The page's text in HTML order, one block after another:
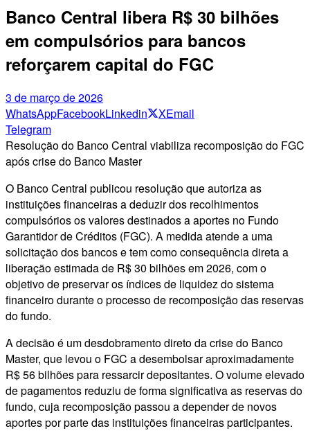
Banco Central libera R$ 30 bilhões
em compulsórios para bancos
reforçarem capital do FGC
3 de março de 2026
WhatsAppFacebookLinkedin XEmail
Telegram
Resolução do Banco Central viabiliza recomposição do FGC
após crise do Banco Master
O Banco Central publicou resolução que autoriza as
instituições financeiras a deduzir dos recolhimentos
compulsórios os valores destinados a aportes no Fundo
Garantidor de Créditos (FGC). A medida atende a uma
solicitação dos bancos e tem como consequência direta a
liberação estimada de R$ 30 bilhões em 2026, com o
objetivo de preservar os índices de liquidez do sistema
financeiro durante o processo de recomposição das reservas
do fundo.
A decisão é um desdobramento direto da crise do Banco
Master, que levou o FGC a desembolsar aproximadamente
R$ 56 bilhões para ressarcir depositantes. O volume elevado
de pagamentos reduziu de forma significativa as reservas do
fundo, cuja recomposição passou a depender de novos
aportes por parte das instituições financeiras participantes.